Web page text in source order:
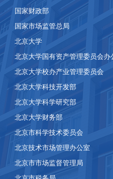
国家财政部
国家市场监管总局
北京大学
北京大学国有资产管理委员会办
北京大学校办产业管理委员会
北京大学科技开发部
北京大学科学研究部
北京大学财务部
北京市科学技术委员会
北京技术市场管理办公室
北京市市场监督管理局